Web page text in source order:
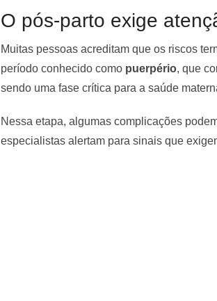
O pós-parto exige
Muitas pessoas acreditam que os riscos
período conhecido como puerpério, que
sendo uma fase crítica para a saúde
Nessa etapa, algumas complicações
especialistas alertam para sinais que